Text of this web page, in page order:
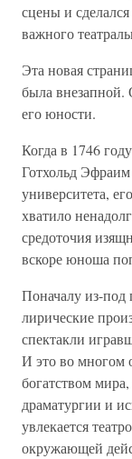
сцены и
важного
Эта новая
была внезапной.
его юности.
Когда в 1746
Готхольд
университета,
хватило
средоточия
вскоре юноша
Поначалу из-под
лирические
спектакли
И это во многом
богатством
драматургии и
увлекается
окружающей